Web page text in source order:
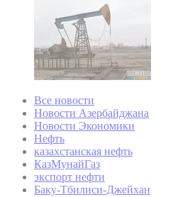
Все новости
Новости Азербайджана
Новости Экономики
Нефть
казахстанская нефть
КазМунайГаз
экспорт нефти
Баку-Тбилиси-Джейхан